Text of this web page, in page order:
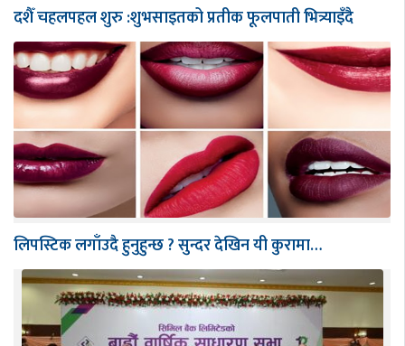
दशैँ चहलपहल शुरु :शुभसाइतको प्रतीक फूलपाती भित्र्याइँदै
लिपस्टिक लगाँउदै हुनुहुन्छ ? सुन्दर देखिन यी कुरामा…